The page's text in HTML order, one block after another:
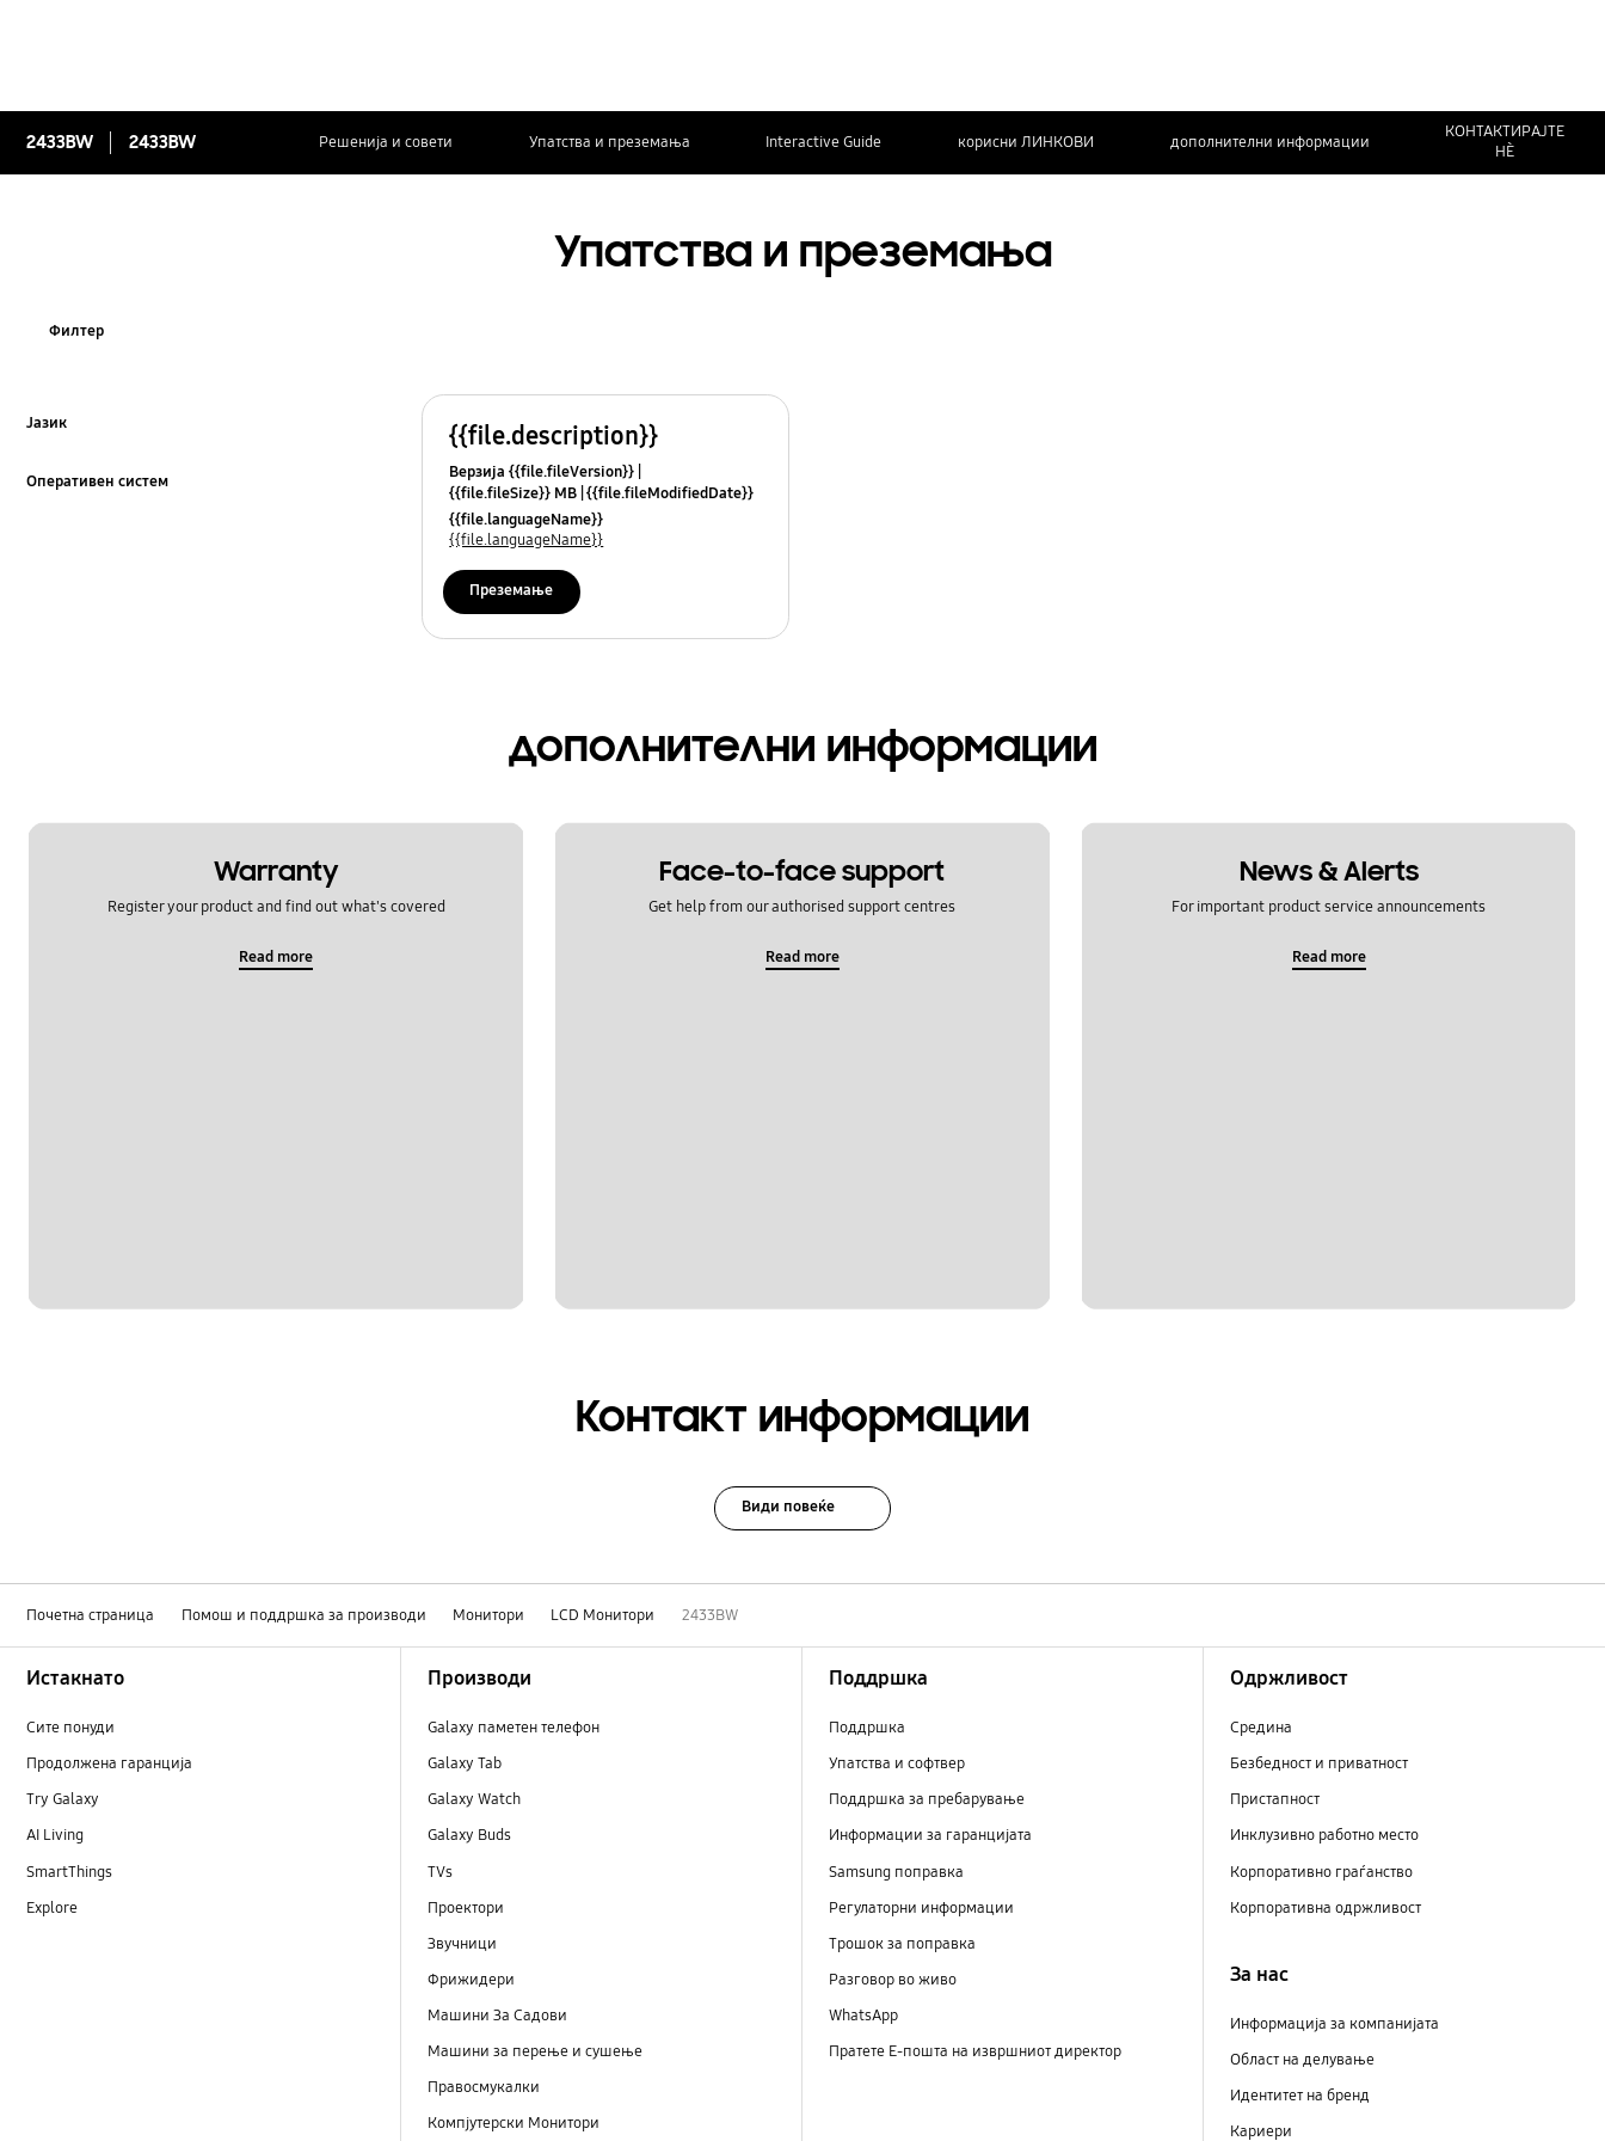
2433BW 2433BW Решенија и совети Упатства и преземања Interactive Guide корисни ЛИНКОВИ дополнителни информации
КОНТАКТИРАЈТЕ
НЀ
Упатства и преземања
Филтер
Јазик
Оперативен систем
{{file.description}}
Верзија {{file.fileVersion}}
{{file.fileSize}} MB {{file.fileModifiedDate}}
{{file.osNames}}
{{file.languageName}}
{{file.languageName}}
Преземање
дополнителни информации
Warranty
Register your product and find out what's covered
Read more
Face-to-face support
Get help from our authorised support centres
Read more
News & Alerts
For important product service announcements
Read more
Контакт информации
Види повеќе
Почетна страница Помош и поддршка за производи Монитори LCD Монитори 2433BW
Истакнато
Сите понуди
Продолжена гаранција
Try Galaxy
AI Living
SmartThings
Explore
Производи
Galaxy паметен телефон
Galaxy Tab
Galaxy Watch
Galaxy Buds
TVs
Проектори
Звучници
Фрижидери
Машини Зa Садови
Машини за перење и сушење
Правосмукалки
Компјутерски Монитори
Поддршка
Поддршка
Упатства и софтвер
Поддршка за пребарување
Информации за гаранцијата
Samsung поправка
Регулаторни информации
Трошок за поправка
Разговор во живо
WhatsApp
Пратете Е-пошта на извршниот директор
Одржливост
Средина
Безбедност и приватност
Пристапност
Инклузивно работно место
Корпоративно граѓанство
Корпоративна одржливост
За нас
Информација за компанијата
Област на делување
Идентитет на бренд
Кариери